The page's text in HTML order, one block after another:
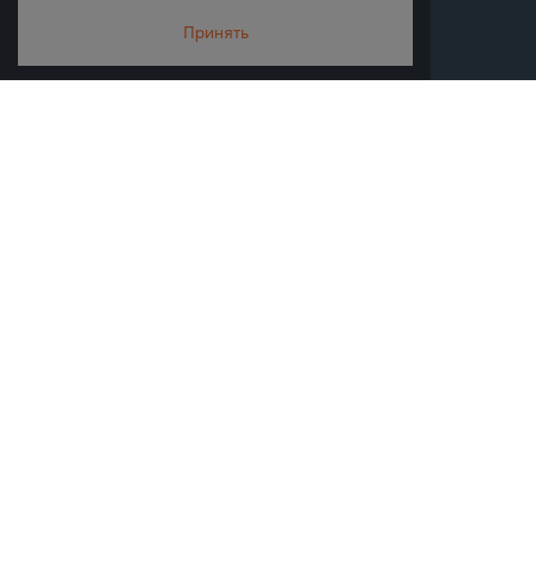
Политика обработки персональных данных
Информированное согласие пользователя сайта
Принять